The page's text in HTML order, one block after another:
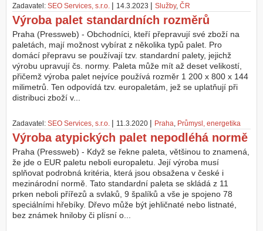
a
l
o
ž
i
t
ú
č
e
t
Zadavatel: SEO Services, s.r.o. | 14.3.2023 | Služby, ČR
Výroba palet standardních rozměrů
Praha (Pressweb) - Obchodníci, kteří přepravují své zboží na
paletách, mají možnost vybírat z několika typů palet. Pro
domácí přepravu se používají tzv. standardní palety, jejichž
výrobu upravují čs. normy. Paleta může mít až deset velikostí,
přičemž výroba palet nejvíce používá rozměr 1 200 x 800 x 144
milimetrů. Ten odpovídá tzv. europaletám, jež se uplatňují při
distribuci zboží v...
Zadavatel: SEO Services, s.r.o. | 11.3.2020 | Praha, Průmysl, energetika
Výroba atypických palet nepodléhá normě
Praha (Pressweb) - Když se řekne paleta, většinou to znamená,
že jde o EUR paletu neboli europaletu. Její výroba musí
splňovat podrobná kritéria, která jsou obsažena v české i
mezinárodní normě. Tato standardní paleta se skládá z 11
prken neboli přířezů a svlaků, 9 špalíků a vše je spojeno 78
speciálními hřebíky. Dřevo může být jehličnaté nebo listnaté,
bez známek hniloby či plísní o...